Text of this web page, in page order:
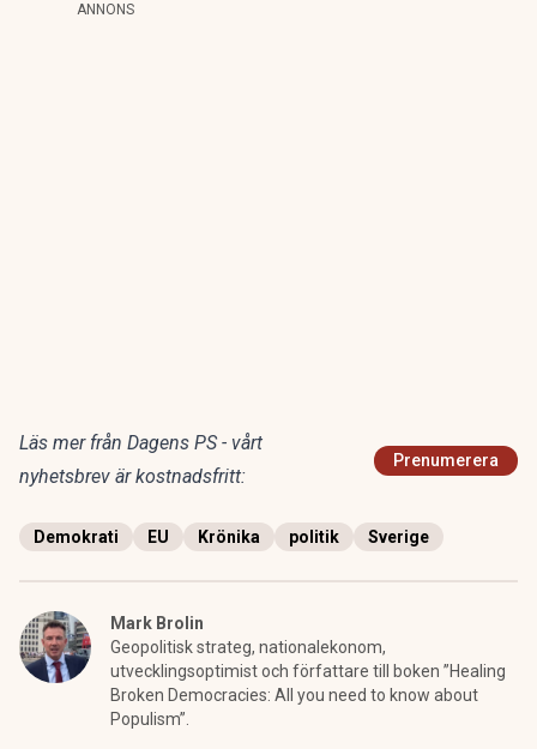
ANNONS
Läs mer från Dagens PS - vårt
nyhetsbrev är kostnadsfritt:
Prenumerera
Demokrati EU Krönika politik Sverige
Mark Brolin
Geopolitisk strateg, nationalekonom,
utvecklingsoptimist och författare till boken ”Healing
Broken Democracies: All you need to know about
Populism”.